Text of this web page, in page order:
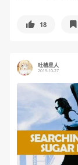
18
吐槽星人
2019-10-27